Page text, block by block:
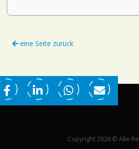
eine Seite zurück
Copyright 2026 © Alle